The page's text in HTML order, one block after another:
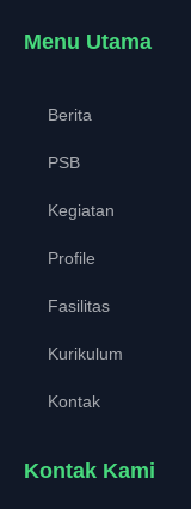
Menu Utama
Berita
PSB
Kegiatan
Profile
Fasilitas
Kurikulum
Kontak
Kontak Kami